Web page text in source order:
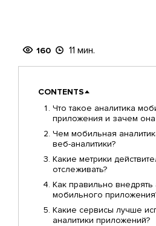
160 11 мин.
CONTENTS
Что такое аналитика
приложения и зачем
Чем мобильная
веб-аналитики?
Какие метрики
отслеживать?
Как правильно внедрять
мобильного
Какие сервисы лучше
аналитики приложений?